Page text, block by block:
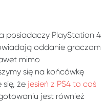
posiadaczy PlayStation 4
oddanie graczom
mimo
się na końcówkę
że jesień z PS4 to coś
jest również